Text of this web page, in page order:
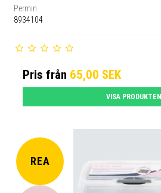
Permin
8934104
Pris från 65,00 SEK
VISA PRODUKTEN
REA